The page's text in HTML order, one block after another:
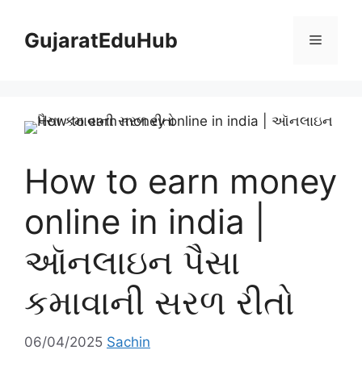
contentGujaratEduHub Menu
How to earn money
online in india |
ઑનલાઇન પૈસા
કમાવાની સરળ રીતો
06/04/2025 Sachin